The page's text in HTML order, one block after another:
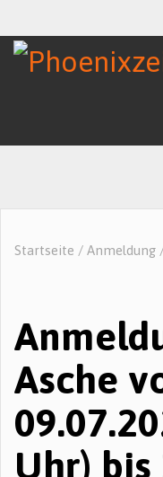
Startseite / Anmeldung
Asche
Uhr) bis